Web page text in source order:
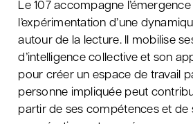
Le 107 accompagne
l’expérimentation d’une
autour de la lecture. Il mobilise
d’intelligence collective et son
pour créer un espace de travail
personne impliquée peut
partir de ses compétences et de